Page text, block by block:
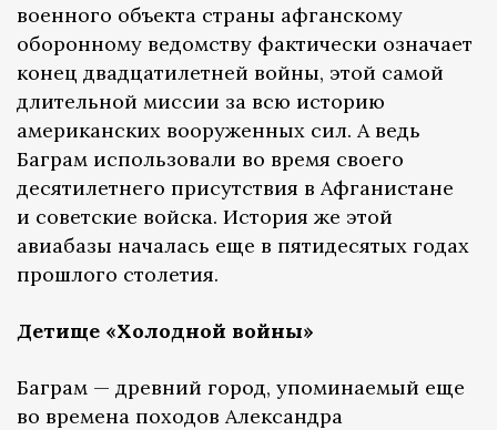
военного объекта страны афганскому
оборонному ведомству фактически означает
конец двадцатилетней войны, этой самой
длительной миссии за всю историю
американских вооруженных сил. А ведь
Баграм использовали во время своего
десятилетнего присутствия в Афганистане
и советские войска. История же этой
авиабазы началась еще в пятидесятых годах
прошлого столетия.
Детище «Холодной войны»
Баграм — древний город, упоминаемый еще
во времена походов Александра